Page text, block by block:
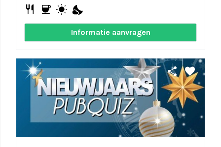
restaurant coffee wb_sunny nights_stay
Informatie aanvragen
share favorite